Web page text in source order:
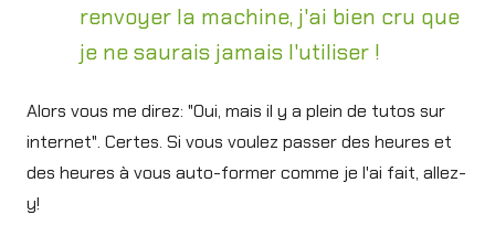
renvoyer la machine, j'ai bien cru que
je ne saurais jamais l'utiliser !
Alors vous me direz: "Oui, mais il y a plein de tutos sur
internet". Certes. Si vous voulez passer des heures et
des heures à vous auto-former comme je l'ai fait, allez-
y!